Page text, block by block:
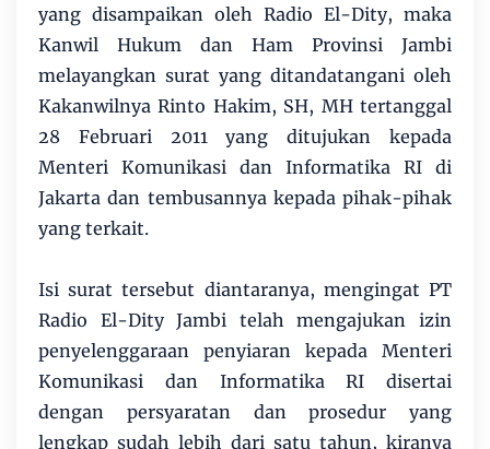
yang disampaikan oleh Radio El-Dity, maka
Kanwil Hukum dan Ham Provinsi Jambi
melayangkan surat yang ditandatangani oleh
Kakanwilnya Rinto Hakim, SH, MH tertanggal
28 Februari 2011 yang ditujukan kepada
Menteri Komunikasi dan Informatika RI di
Jakarta dan tembusannya kepada pihak-pihak
yang terkait.
Isi surat tersebut diantaranya, mengingat PT
Radio El-Dity Jambi telah mengajukan izin
penyelenggaraan penyiaran kepada Menteri
Komunikasi dan Informatika RI disertai
dengan persyaratan dan prosedur yang
lengkap sudah lebih dari satu tahun, kiranya